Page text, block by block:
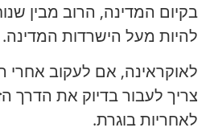
בקיום המדינה, הרוב מבין
להיות מעל הישרדות המדינה.
לאוקראינה, אם לעקוב אחרי
צריך לעבור בדיוק את הדרך
לאחריות בוגרת.